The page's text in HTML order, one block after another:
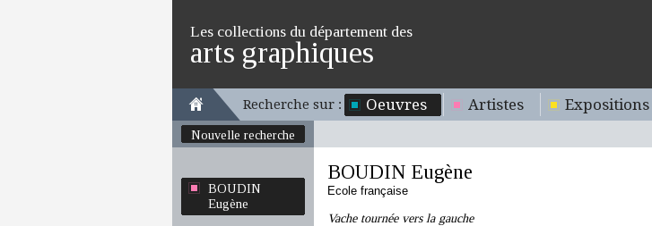
Les collections du département des
arts graphiques
Recherche sur : Oeuvres Artistes Expositions
Nouvelle recherche
BOUDIN
Eugène
BOUDIN Eugène
Ecole française
Vache tournée vers la gauche